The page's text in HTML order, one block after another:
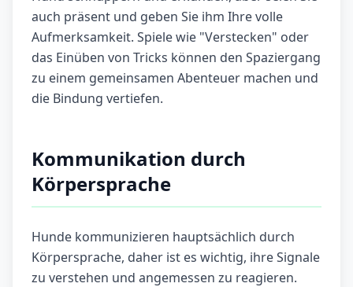
auch präsent und geben Sie ihm Ihre volle
Aufmerksamkeit. Spiele wie "Verstecken" oder
das Einüben von Tricks können den Spaziergang
zu einem gemeinsamen Abenteuer machen und
die Bindung vertiefen.
Kommunikation durch
Körpersprache
Hunde kommunizieren hauptsächlich durch
Körpersprache, daher ist es wichtig, ihre Signale
zu verstehen und angemessen zu reagieren.